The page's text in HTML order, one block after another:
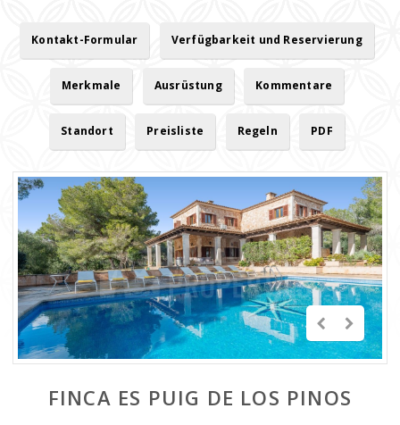
Kontakt-Formular Verfügbarkeit und Reservierung
Merkmale Ausrüstung Kommentare
Standort Preisliste Regeln PDF
FINCA ES PUIG DE LOS PINOS